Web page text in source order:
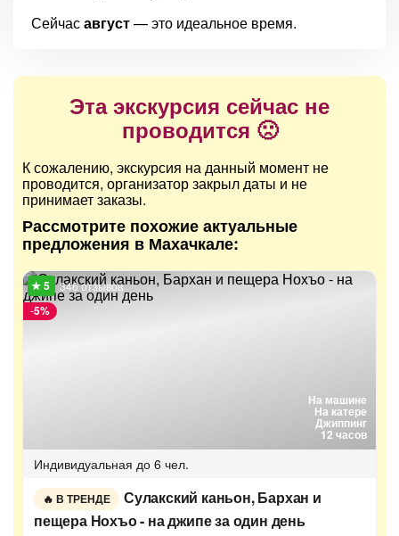
Сейчасавгуст— это идеальное время.
Эта экскурсия сейчас не
проводится 🙁
К сожалению, экскурсия на данный момент не
проводится, организатор закрыл даты и не
принимает заказы.
Рассмотрите похожие актуальные
предложения в Махачкале:
На машине
На катере
Джиппинг
12 часов
-5%
346 отзывов
Индивидуальная до 6 чел.
В ТРЕНДЕ
Сулакский каньон, Бархан и
пещера Нохъо - на джипе за один день